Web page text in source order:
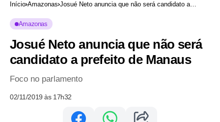
Início Amazonas Josué Neto anuncia que não será candidato a
Amazonas
Josué Neto anuncia que não será
candidato a prefeito de Manaus
Foco no parlamento
02/11/2019 às 17h32